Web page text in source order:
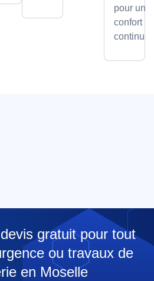
pour un
confort
continu.
gratuit pour tout
ou travaux de
en Moselle